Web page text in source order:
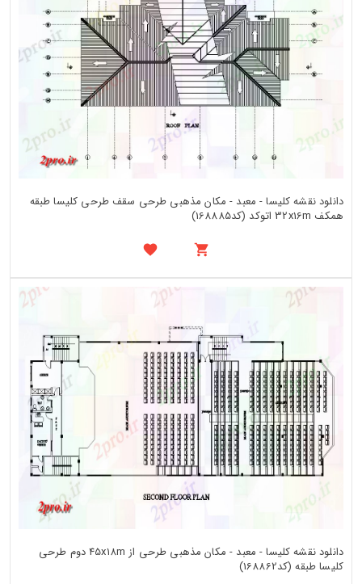
دانلود نقشه کلیسا - معبد - مکان مذهبی طرحی سقف طرحی کلیسا طبقه
همکف 32x16m اتوکد (کد168885)
دانلود نقشه کلیسا - معبد - مکان مذهبی طرحی از 45x18m دوم طرحی
کلیسا طبقه (کد168862)